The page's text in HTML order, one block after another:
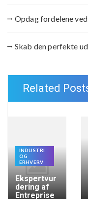
Opdag fordelene
Skab den perfekte
Related
INDUSTRI
OG
ERHVERV
Ekspertvur
dering af
Entreprise